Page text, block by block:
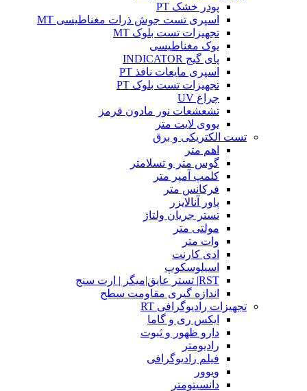
پودر خشک PT
اسپری تست جوش ذرات مغناطیسی MT
تجهیزات تست بلوک MT
یوک مغناطیسی
پای گیج INDICATOR
اسپری مایعات نافذ PT
تجهیزات تست بلوک PT
چراغ UV
تشعشعات نور مادون قرمز
یووی لایت متر
تست الکتریکی و برق
اهم متر
گوس متر و تسلامتر
کلمپ آمپر متر
فرکانس متر
پاور آنالایزر
تستر جریان ولتاژ
مولتی متر
وات متر
ادی کارنت
اسیلوسکوپ
RST| تستر عایق|میگر | ارت سنج
اندازه گیری مقاومت سطح
تجهیزات رادیوگرافی RT
ایکس ری و گاما
دارو ظهور و ثبوت
رادیومتر
فیلم رادیوگرافی
ویوور
دانسیتومتر